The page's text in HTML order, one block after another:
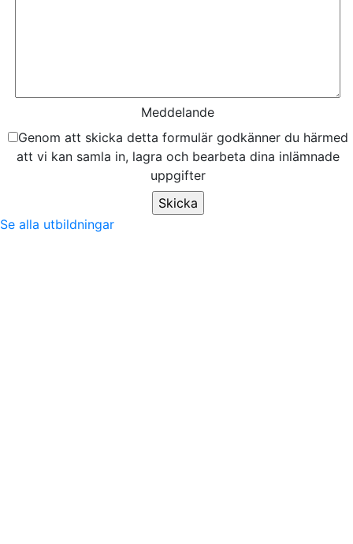
Meddelande
Genom att skicka detta formulär godkänner du härmed
att vi kan samla in, lagra och bearbeta dina inlämnade
uppgifter
Se alla utbildningar